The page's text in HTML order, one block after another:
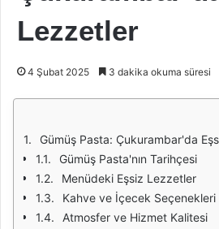
Lezzetler
4 Şubat 2025 3 dakika okuma süresi
Gümüş Pasta: Çukurambar'da
Gümüş Pasta'nın Tarihçesi
Menüdeki Eşsiz Lezzetler
Kahve ve İçecek Seçenekleri
Atmosfer ve Hizmet Kalitesi